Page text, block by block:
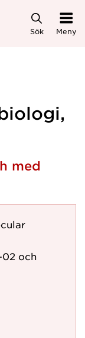
Sök Meny
med
och